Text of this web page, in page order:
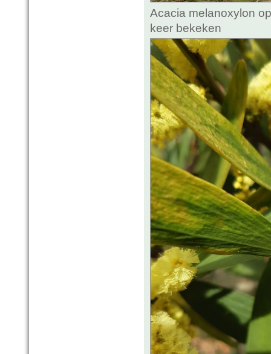
Acacia melanoxylon
keer bekeken